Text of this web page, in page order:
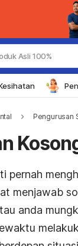
Asli 100%
Pengurusan
pernah
menjawab
anda